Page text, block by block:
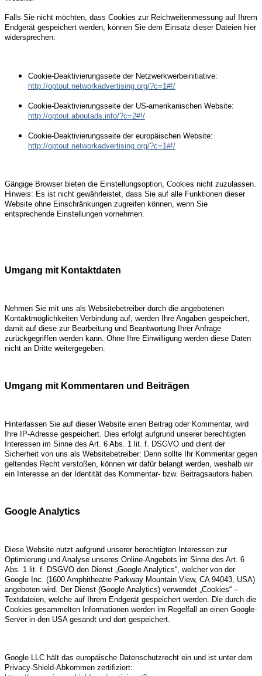
Falls Sie nicht möchten, dass Cookies zur Reichweitenmessung auf Ihrem
Endgerät gespeichert werden, können Sie dem Einsatz dieser Dateien hier
widersprechen:
Cookie-Deaktivierungsseite der Netzwerkwerbeinitiative:
http://optout.networkadvertising.org/?c=1#!/
Cookie-Deaktivierungsseite der US-amerikanischen Website:
http://optout.aboutads.info/?c=2#!/
Cookie-Deaktivierungsseite der europäischen Website:
http://optout.networkadvertising.org/?c=1#!/
Gängige Browser bieten die Einstellungsoption, Cookies nicht zuzulassen.
Hinweis: Es ist nicht gewährleistet, dass Sie auf alle Funktionen dieser
Website ohne Einschränkungen zugreifen können, wenn Sie
entsprechende Einstellungen vornehmen.
Umgang mit Kontaktdaten
Nehmen Sie mit uns als Websitebetreiber durch die angebotenen
Kontaktmöglichkeiten Verbindung auf, werden Ihre Angaben gespeichert,
damit auf diese zur Bearbeitung und Beantwortung Ihrer Anfrage
zurückgegriffen werden kann. Ohne Ihre Einwilligung werden diese Daten
nicht an Dritte weitergegeben.
Umgang mit Kommentaren und Beiträgen
Hinterlassen Sie auf dieser Website einen Beitrag oder Kommentar, wird
Ihre IP-Adresse gespeichert. Dies erfolgt aufgrund unserer berechtigten
Interessen im Sinne des Art. 6 Abs. 1 lit. f. DSGVO und dient der
Sicherheit von uns als Websitebetreiber: Denn sollte Ihr Kommentar gegen
geltendes Recht verstoßen, können wir dafür belangt werden, weshalb wir
ein Interesse an der Identität des Kommentar- bzw. Beitragsautors haben.
Google Analytics
Diese Website nutzt aufgrund unserer berechtigten Interessen zur
Optimierung und Analyse unseres Online-Angebots im Sinne des Art. 6
Abs. 1 lit. f. DSGVO den Dienst „Google Analytics“, welcher von der
Google Inc. (1600 Amphitheatre Parkway Mountain View, CA 94043, USA)
angeboten wird. Der Dienst (Google Analytics) verwendet „Cookies“ –
Textdateien, welche auf Ihrem Endgerät gespeichert werden. Die durch die
Cookies gesammelten Informationen werden im Regelfall an einen Google-
Server in den USA gesandt und dort gespeichert.
Google LLC hält das europäische Datenschutzrecht ein und ist unter dem
Privacy-Shield-Abkommen zertifiziert: